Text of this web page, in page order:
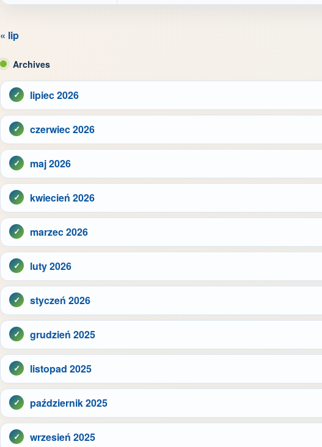
« lip
Archives
lipiec 2026
czerwiec 2026
maj 2026
kwiecień 2026
marzec 2026
luty 2026
styczeń 2026
grudzień 2025
listopad 2025
październik 2025
wrzesień 2025